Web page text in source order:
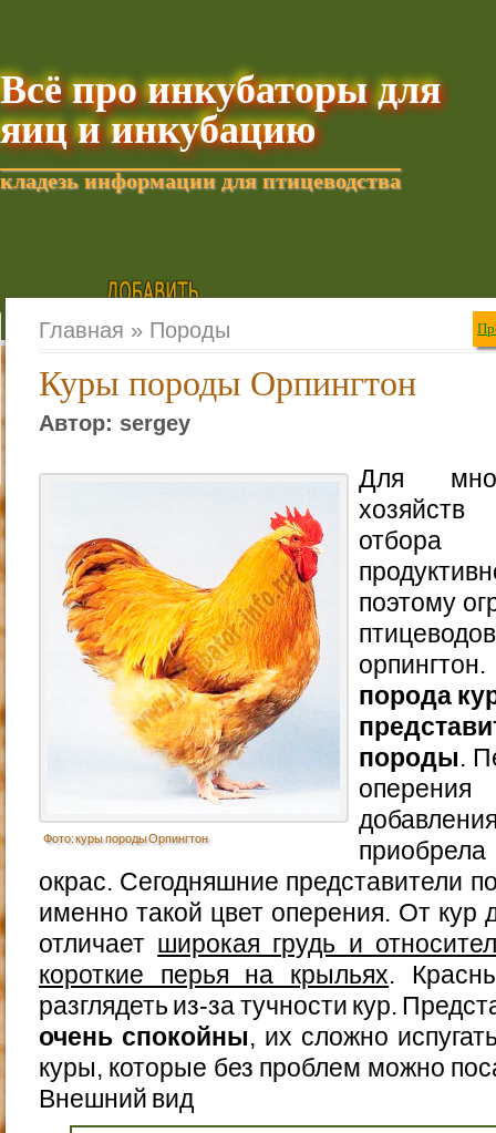
Всё про инкубаторы для
яиц и инкубацию
кладезь информации для птицеводства
Добавить текущую
Главная » Породы
Куры породы Орпингтон
Автор: sergey
Фото: куры породы Орпингтон
Для
отбора
поэтому
порода
породы.
окрас. Сегодняшние представители
именно такой цвет оперения. От кур
отличает широкая грудь и
короткие перья на крыльях.
разглядеть из-за тучности кур.
очень спокойны, их сложно
куры, которые без проблем можно
Внешний вид